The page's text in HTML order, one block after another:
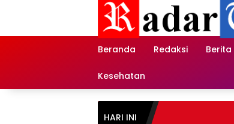
Beranda Redaksi Berita
Kesehatan
HARI INI